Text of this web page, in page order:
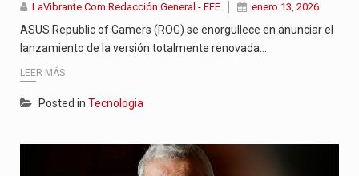
LaVibrante.Com Redacción General - EFE enero 13, 2026
ASUS Republic of Gamers (ROG) se enorgullece en anunciar el
lanzamiento de la versión totalmente renovada…
LEER MÁS
Posted in Tecnologia